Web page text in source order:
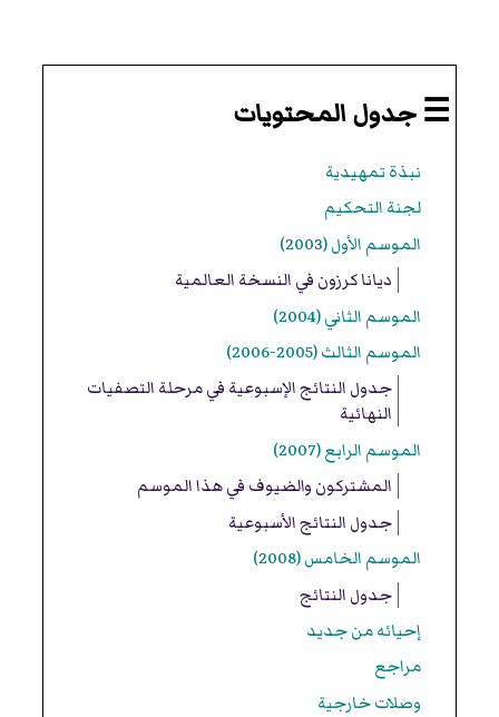
☰ جدول المحتويات
نبذة تمهيدية
لجنة التحكيم
الموسم الأول (2003)
ديانا كرزون في النسخة العالمية
الموسم الثاني (2004)
الموسم الثالث (2005-2006)
جدول النتائج الإسبوعية في مرحلة التصفيات
النهائية
الموسم الرابع (2007)
المشتركون والضيوف في هذا الموسم
جدول النتائج الأسبوعية
الموسم الخامس (2008)
جدول النتائج
إحيائه من جديد
مراجع
وصلات خارجية